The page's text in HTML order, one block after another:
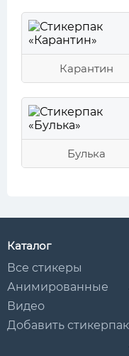
Карантин
Булька
Каталог
Все стикеры
Анимированные
Видео
Добавить стикерпак